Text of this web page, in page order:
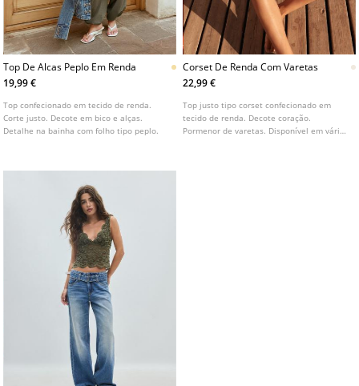
Top De Alcas Peplo Em Renda
19,99 €
Top confecionado em tecido de renda.
Corte justo. Decote em bico e alças.
Detalhe na bainha com folho tipo peplo.
Corset De Renda Com Varetas
22,99 €
Top justo tipo corset confecionado em
tecido de renda. Decote coração.
Pormenor de varetas. Disponível em várias